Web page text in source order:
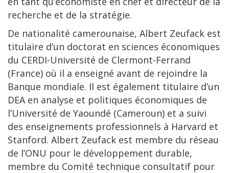
recherche et de la stratégie.
De nationalité camerounaise, Albert Zeufack est
titulaire d’un doctorat en sciences économiques
du CERDI-Université de Clermont-Ferrand
(France) où il a enseigné avant de rejoindre la
Banque mondiale. Il est également titulaire d’un
DEA en analyse et politiques économiques de
l’Université de Yaoundé (Cameroun) et a suivi
des enseignements professionnels à Harvard et
Stanford. Albert Zeufack est membre du réseau
de l’ONU pour le développement durable,
membre du Comité technique consultatif pour